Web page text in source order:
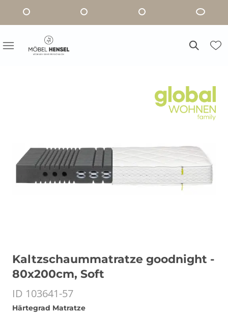
Kaltzschaummatratze goodnight -
80x200cm, Soft
ID 103641-57
Härtegrad Matratze